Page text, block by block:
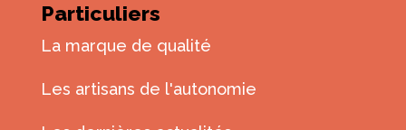
Particuliers
La marque de qualité
Les artisans de l'autonomie